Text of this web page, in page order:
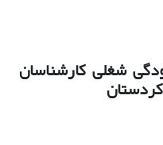
شغلی کارشناسان